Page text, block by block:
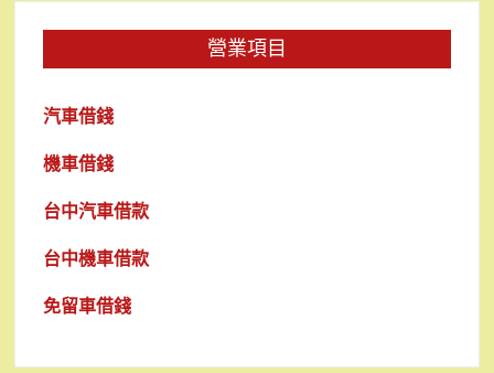
營業項目
汽車借錢
機車借錢
台中汽車借款
台中機車借款
免留車借錢